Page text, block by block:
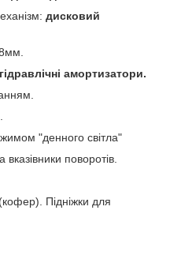
дисковий
амортизатори.
"денного світла"
поворотів.
Підніжки для